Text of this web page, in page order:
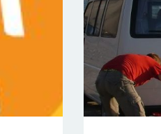
Verhuur prijzen
Reviews
Blog
Voorwaarden